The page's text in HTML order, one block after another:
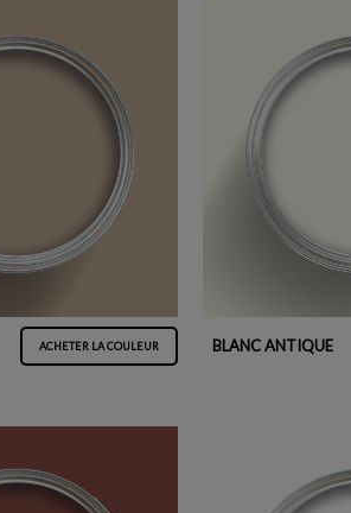
ACHETER LA COULEUR BLANC ANTIQUE